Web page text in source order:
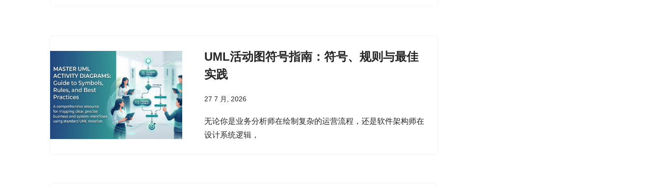
UML活动图符号指南：符号、规则与最佳
实践
27 7 月, 2026
无论你是业务分析师在绘制复杂的运营流程，还是软件架构师在
设计系统逻辑，